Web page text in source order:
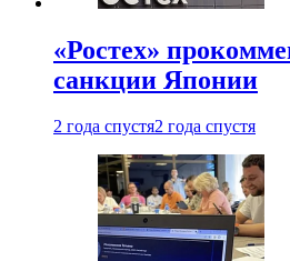
«Ростех»
санкции Японии
2 года спустя2 года спустя